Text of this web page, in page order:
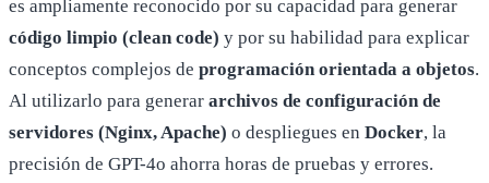
es ampliamente reconocido por su capacidad para generar
código limpio (clean code) y por su habilidad para explicar
conceptos complejos de programación orientada a objetos.
Al utilizarlo para generar archivos de configuración de
servidores (Nginx, Apache) o despliegues en Docker, la
precisión de GPT-4o ahorra horas de pruebas y errores.